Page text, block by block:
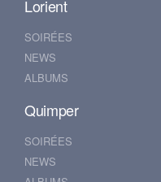
Lorient
SOIRÉES
NEWS
ALBUMS
Quimper
SOIRÉES
NEWS